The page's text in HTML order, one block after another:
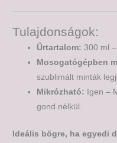
Tulajdonságok:
Űrtartalom: 300 ml
Mosogatógépben
szublimált minták
Mikrózható: Igen –
gond nélkül.
Ideális bögre, ha egyedi